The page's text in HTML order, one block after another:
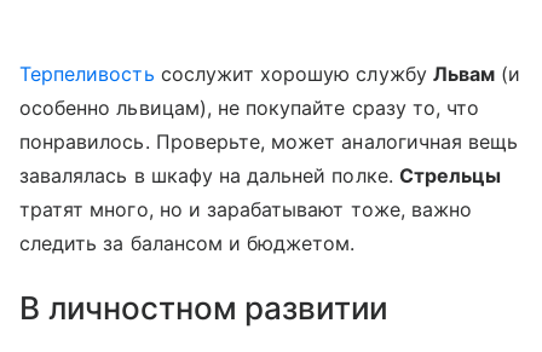
Терпеливость сослужит хорошую службу Львам (и
особенно львицам), не покупайте сразу то, что
понравилось. Проверьте, может аналогичная вещь
завалялась в шкафу на дальней полке. Стрельцы
тратят много, но и зарабатывают тоже, важно
следить за балансом и бюджетом.
В личностном развитии